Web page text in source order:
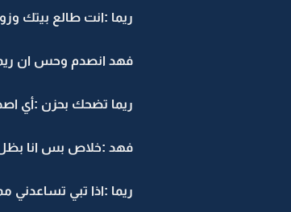
ريما :انت طالع بيتك
فهد انصدم وحس ان
ريما تضحك بحزن :أي
فهد :خلاص بس انا
ريما :اذا تبي تساعدني